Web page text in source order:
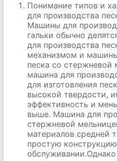
Понимание типов и
для производства
Машины для
гальки обычно
для производства
механизмом и
песка со стержневой
машина для
для изготовления
высокой твердости,
эффективность и
выше. Машина для
стержневой
материалов средней
простую